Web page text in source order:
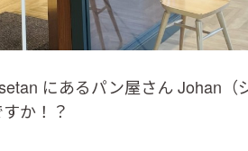
にあるパン屋さん Johan（
か！？